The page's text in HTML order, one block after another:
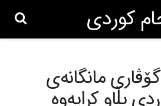
مانگانەی
بڵاو کرایەوە